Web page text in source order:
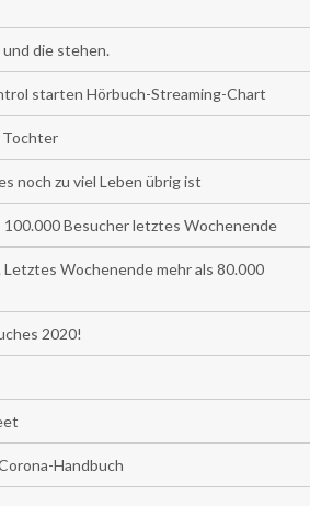
die stehen.
starten Hörbuch-Streaming-Chart
Tochter
noch zu viel Leben übrig ist
100.000 Besucher letztes Wochenende
Wochenende mehr als 80.000
2020!
Handbuch